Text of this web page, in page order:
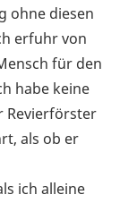
ohne diesen
erfuhr von
für den
habe keine
Revierförster
als ob er
ich alleine